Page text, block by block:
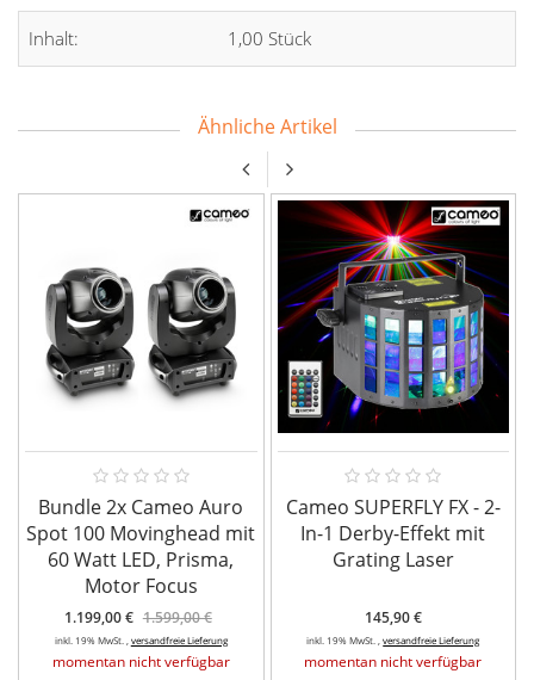
Inhalt: 1,00 Stück
Ähnliche Artikel
Bundle 2x Cameo Auro
Spot 100 Movinghead mit
60 Watt LED, Prisma,
Motor Focus
1.199,00 € 1.599,00 €
inkl. 19% MwSt. , versandfreie Lieferung
momentan nicht verfügbar
Cameo SUPERFLY FX - 2-
In-1 Derby-Effekt mit
Grating Laser
145,90 €
inkl. 19% MwSt. ,versandfreie Lieferung
momentan nicht verfügbar